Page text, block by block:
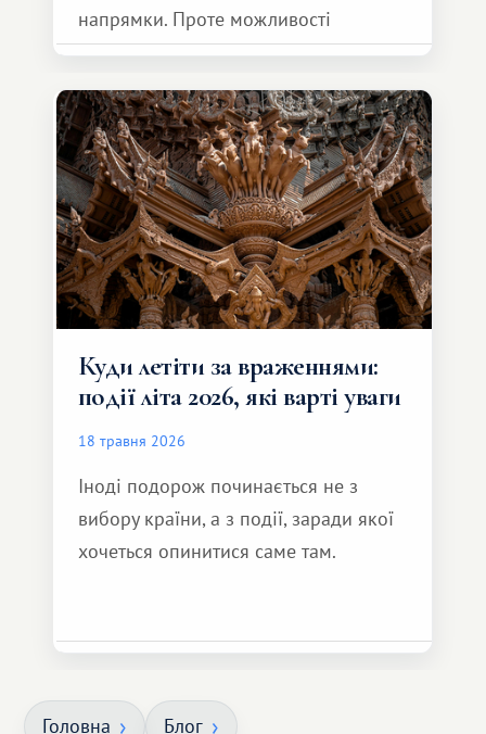
напрямки. Проте можливості
обмінної системи значно ширші.
Серед них є і Африка – континент,
який здатний подарувати зовсім
інший формат подорожі.
Куди летіти за враженнями:
події літа 2026, які варті уваги
18 травня 2026
Іноді подорож починається не з
вибору країни, а з події, заради якої
хочеться опинитися саме там.
Головна Блог